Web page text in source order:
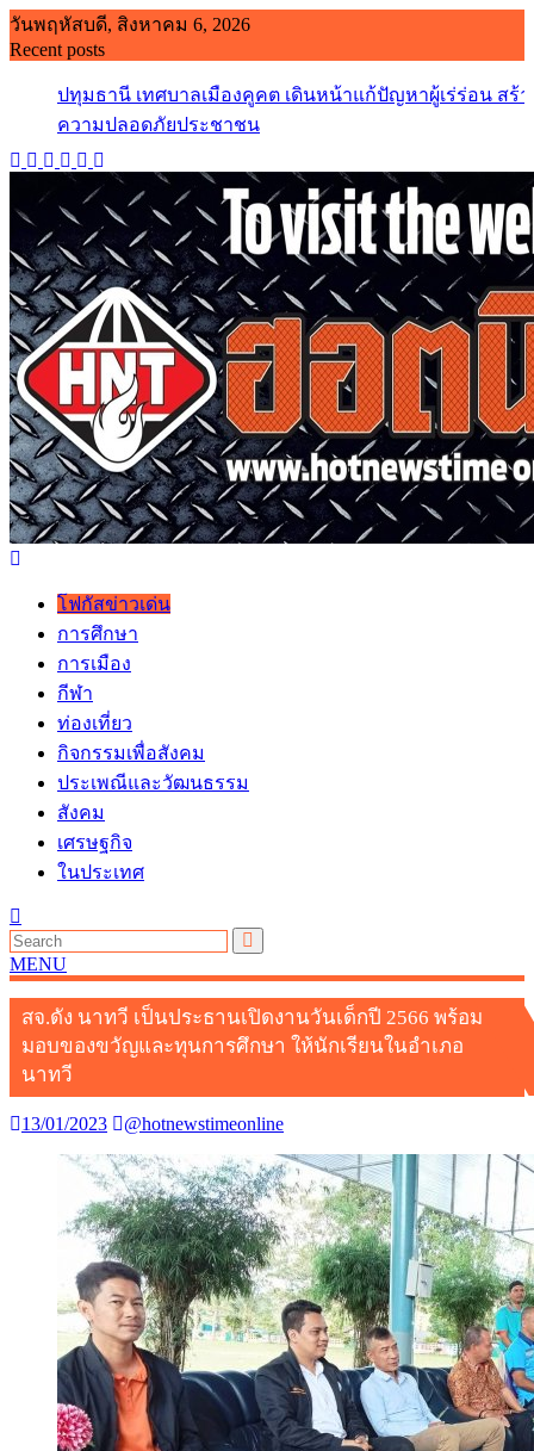
Skip
to
content
วันพฤหัสบดี, สิงหาคม 6, 2026
Recent posts
ปทุมธานี เทศบาลเมืองคูคต เดินหน้าแก้ปัญหาผู้เร่ร่อน สร้า
ความปลอดภัยประชาชน
โฟกัสข่าวเด่น
การศึกษา
การเมือง
กีฬา
ท่องเที่ยว
กิจกรรมเพื่อสังคม
ประเพณีและวัฒนธรรม
สังคม
เศรษฐกิจ
ในประเทศ
MENU
สจ.ดัง นาทวี เป็นประธานเปิดงานวันเด็กปี 2566 พร้อม
มอบของขวัญและทุนการศึกษา ให้นักเรียนในอำเภอ
นาทวี
13/01/2023 @hotnewstimeonline